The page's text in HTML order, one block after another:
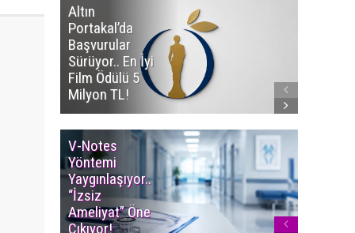
Altın
Portakal’da
Başvurular
Sürüyor.. En İyi
Film Ödülü 5
Milyon TL!
V-Notes
Yöntemi
Yaygınlaşıyor..
“İzsiz
Ameliyat” Öne
Çıkıyor!